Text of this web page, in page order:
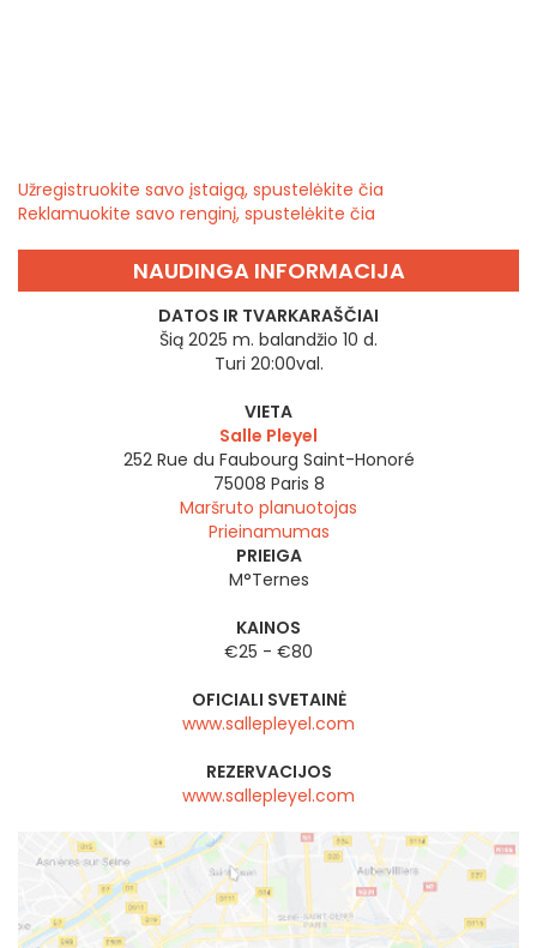
Užregistruokite savo įstaigą, spustelėkite čia
Reklamuokite savo renginį, spustelėkite čia
NAUDINGA INFORMACIJA
DATOS IR TVARKARAŠČIAI
Šią 2025 m. balandžio 10 d.
Turi 20:00val.
VIETA
Salle Pleyel
252 Rue du Faubourg Saint-Honoré
75008 Paris 8
Maršruto planuotojas
Prieinamumas
PRIEIGA
M°Ternes
KAINOS
€25 - €80
OFICIALI SVETAINĖ
www.sallepleyel.com
REZERVACIJOS
www.sallepleyel.com